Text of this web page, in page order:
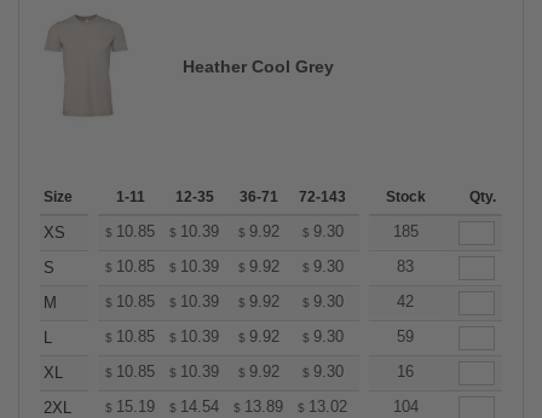
Heather Cool Grey
Size 1-11 12-35 36-71 72-143 144-287 288 + More
Stock Qty.
XS $ 10.85 $ 10.39 $ 9.92 $ 9.30 8.83
185
S
$ 10.85 $ 10.39 $ 9.92 $ 9.30 8.83
83
M
$ 10.85 $ 10.39 $ 9.92 $ 9.30 8.83
42
L
$ 10.85 $ 10.39 $ 9.92 $ 9.30 8.83
59
XL
$ 10.85 $ 10.39 $ 9.92 $ 9.30 8.83
16
2XL
$ 15.19 $ 14.54 $ 13.89 $ 13.02 12.37
104